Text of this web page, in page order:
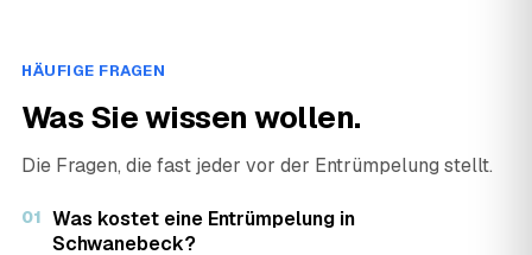
HÄUFIGE FRAGEN
Was Sie wissen wollen.
Die Fragen, die fast jeder vor der Entrümpelung stellt.
01 Was kostet eine Entrümpelung in
Schwanebeck?